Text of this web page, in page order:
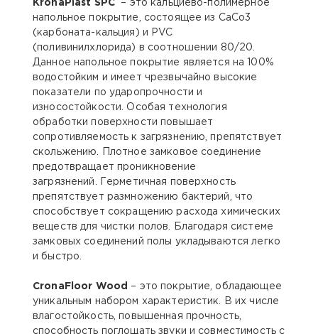
KronaPlast SPC– это кальциево-полимерное
напольное покрытие, состоящее из CaCo3
(карбоната-кальция) и PVC
(поливинилхлорида) в соотношении 80/20.
Данное напольное покрытие является на 100%
водостойким и имеет чрезвычайно высокие
показатели по ударопрочности и
износостойкости. Особая технология
обработки поверхности повышает
сопротивляемость к загрязнению, препятствует
скольжению. Плотное замковое соединение
предотвращает проникновение
загрязнений. Герметичная поверхность
препятствует размножению бактерий, что
способствует сокращению расхода химических
веществ для чистки полов. Благодаря системе
замковых соединений полы укладываются легко
и быстро.
CronaFloor Wood
– это покрытие, обладающее
уникальным набором характеристик. В их числе
влагостойкость, повышенная прочность,
способность поглощать звуки и совместимость с